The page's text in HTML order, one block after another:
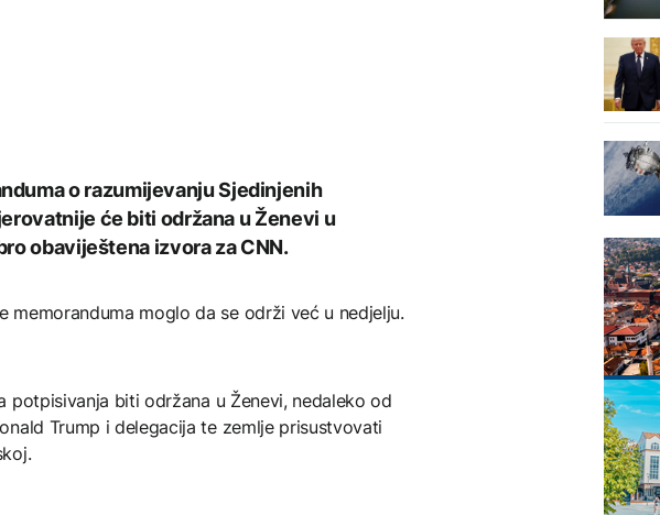
o razumijevanju Sjedinjenih
će biti održana u Ženevi u
obaviještena izvora za CNN.
moglo da se održi već u nedjelju.
potpisivanja biti održana u Ženevi, nedaleko od
Trump i delegacija te zemlje prisustvovati